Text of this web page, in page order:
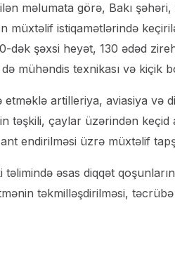
məlumata görə, Bakı
müxtəlif istiqamətlərində
şəxsi heyət, 130 ədəd
mühəndis texnikası və kiçik
etməklə artilleriya, aviasiya və
təşkili, çaylar üzərindən
endirilməsi üzrə müxtəlif
əsas diqqət qoşunların
təkmilləşdirilməsi,